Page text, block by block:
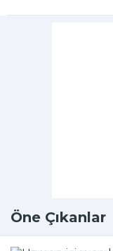
Öne Çıkanlar